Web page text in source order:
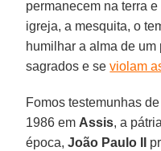
permanecem na terra
igreja, a mesquita, o
humilhar a alma de
sagrados e seviolam
Fomos testemunhas
1986 em Assis, a
época,João Paulo II